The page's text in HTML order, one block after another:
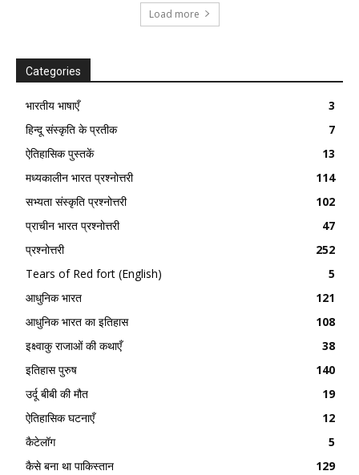
Load more
Categories
भारतीय भाषाएँ
3
हिन्दू संस्कृति के प्रतीक
7
ऐतिहासिक पुस्तकें
13
मध्यकालीन भारत प्रश्नोत्तरी
114
सभ्यता संस्कृति प्रश्नोत्तरी
102
प्राचीन भारत प्रश्नोत्तरी
47
प्रश्नोत्तरी
252
Tears of Red fort (English)
5
आधुनिक भारत
121
आधुनिक भारत का इतिहास
108
इक्ष्वाकु राजाओं की कथाएँ
38
इतिहास पुरुष
140
उर्दू बीबी की मौत
19
ऐतिहासिक घटनाएँ
12
कैटेलॉग
5
कैसे बना था पाकिस्तान
129